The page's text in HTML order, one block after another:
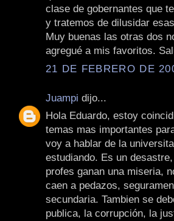
clase de gobernantes que
y tratemos de dilusidar
Muy buenas las otras dos
agregué a mis favoritos.
21 DE FEBRERO DE
Juampi dijo...
Hola Eduardo, estoy
temas mas importantes
voy a hablar de la
estudiando. Es un
profes ganan una miseria,
caen a pedazos,
secundaria. Tambien se
publica, la corrupción, la